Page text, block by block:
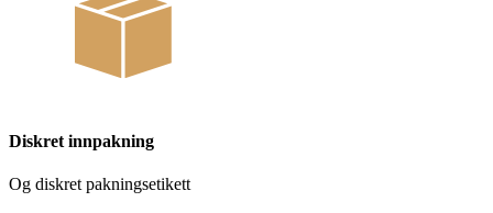
Diskret innpakning
Og diskret pakningsetikett